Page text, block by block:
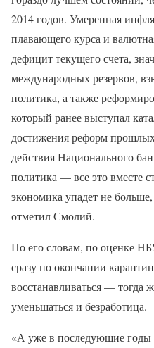
2014 годов. Умеренная
плавающего курса и
дефицит текущего счета,
международных резервов,
политика, а также
который ранее выступал
достижения реформ
действия Национального
политика — все это вместе
экономика упадет не
отметил Смолий.
По его словам, по оценке
сразу по окончании
восстанавливаться — тогда
уменьшаться и безработица.
«А уже в последующие годы